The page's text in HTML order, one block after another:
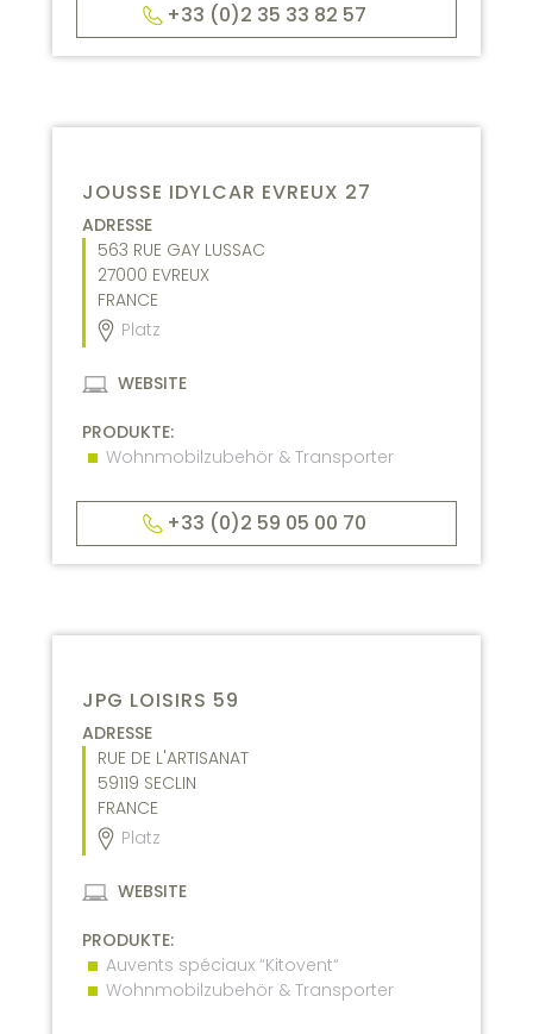
+33 (0)2 35 33 82 57
JOUSSE IDYLCAR EVREUX 27
ADRESSE
563 RUE GAY LUSSAC
27000 EVREUX
FRANCE
Platz
WEBSITE
PRODUKTE:
Wohnmobilzubehör & Transporter
+33 (0)2 59 05 00 70
JPG LOISIRS 59
ADRESSE
RUE DE L'ARTISANAT
59119 SECLIN
FRANCE
Platz
WEBSITE
PRODUKTE:
Auvents spéciaux “Kitovent“
Wohnmobilzubehör & Transporter